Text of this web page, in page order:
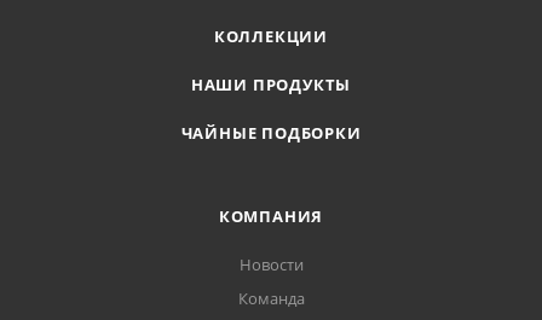
КОЛЛЕКЦИИ
НАШИ ПРОДУКТЫ
ЧАЙНЫЕ ПОДБОРКИ
КОМПАНИЯ
Новости
Команда